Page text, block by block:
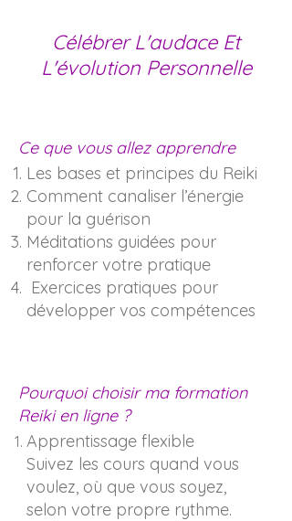
Célébrer L'audace Et
L'évolution Personnelle
Ce que vous allez apprendre
Les bases et principes du Reiki
Comment canaliser l’énergie
pour la guérison
Méditations guidées pour
renforcer votre pratique
Exercices pratiques pour
développer vos compétences
Pourquoi choisir ma formation
Reiki en ligne ?
Apprentissage flexible
Suivez les cours quand vous
voulez, où que vous soyez,
selon votre propre rythme.